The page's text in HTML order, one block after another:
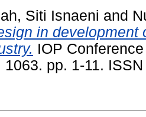
Siti Isnaeni and
in development
IOP
1063. pp. 1-11.